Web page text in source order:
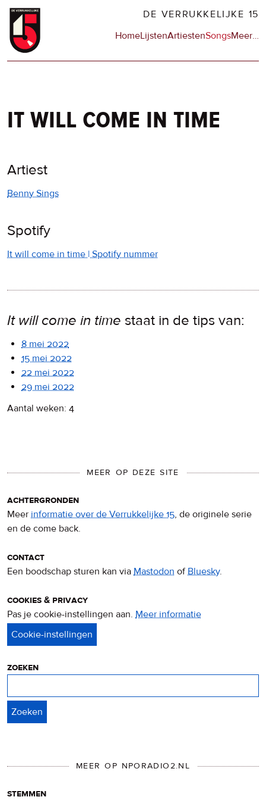
Overslaan
naar
DE VERRUKKELIJKE 15
Hoofdnavigatie
HomeLijstenArtiestenSongsMeerop
…
it will come in time
Artiest
Benny Sings
Spotify
It will come in time | Spotify nummer
It will come in time staat in de tips van:
8 mei 2022
15 mei 2022
22 mei 2022
29 mei 2022
Aantal weken: 4
MEER OP DEZE SITE
achtergronden
Meer informatie over de Verrukkelijke 15, de originele serie
en de come back.
contact
Een boodschap sturen kan via Mastodon ofBluesky.
cookies & privacy
Pas je cookie-instellingen aan. Meer informatie
zoeken
MEER OP NPORADIO2.NL
stemmen